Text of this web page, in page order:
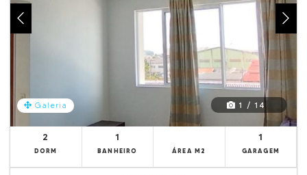
Galeria 1 / 14
2
DORM
1
BANHEIRO ÁREA M2
1
GARAGEM